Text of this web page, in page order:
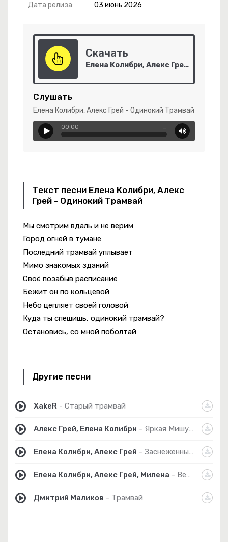
Дата релиза: 03 июнь 2026
Скачать
Елена Колибри, Алекс Грей - Одинокий Трамвай
Слушать
Елена Колибри, Алекс Грей - Одинокий Трамвай
00:00 …
Текст песни Елена Колибри, Алекс
Грей - Одинокий Трамвай
Мы смотрим вдаль и не верим
Город огней в тумане
Последний трамвай уплывает
Мимо знакомых зданий
Своё позабыв расписание
Бежит он по кольцевой
Небо цепляет своей головой
Куда ты спешишь, одинокий трамвай?
Остановись, со мной поболтай
Другие песни
XakeR - Старый трамвай
Алекс Грей, Елена Колибри - Яркая Мишура
Елена Колибри, Алекс Грей - Заснеженный Город
Елена Колибри, Алекс Грей, Милена - Веселая Коньячная
Дмитрий Маликов - Трамвай
Все Мои Пароли
-Увези Меня